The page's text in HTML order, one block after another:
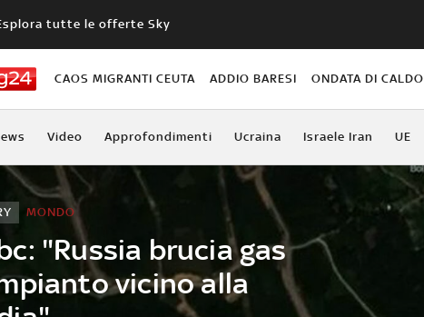
tutte le offerte Sky
CAOS MIGRANTI CEUTA ADDIO BARESI ONDATA DI CALDO
Video Approfondimenti Ucraina Israele Iran UE
"Russia brucia gas
vicino alla
MONDO